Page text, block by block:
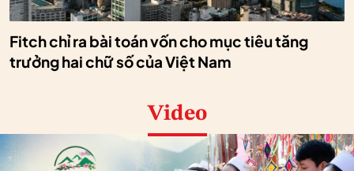
Fitch chỉ ra bài toán vốn cho mục tiêu tăng
trưởng hai chữ số của Việt Nam
Video